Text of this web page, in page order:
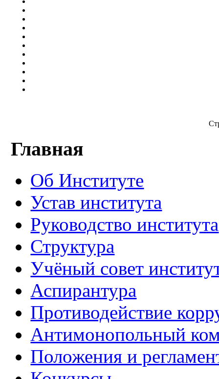
Главная
Об Институте
Устав института
Руководство института
Структура
Учёный совет
Аспирантура
Противодействие
Антимонопольный
Положения и